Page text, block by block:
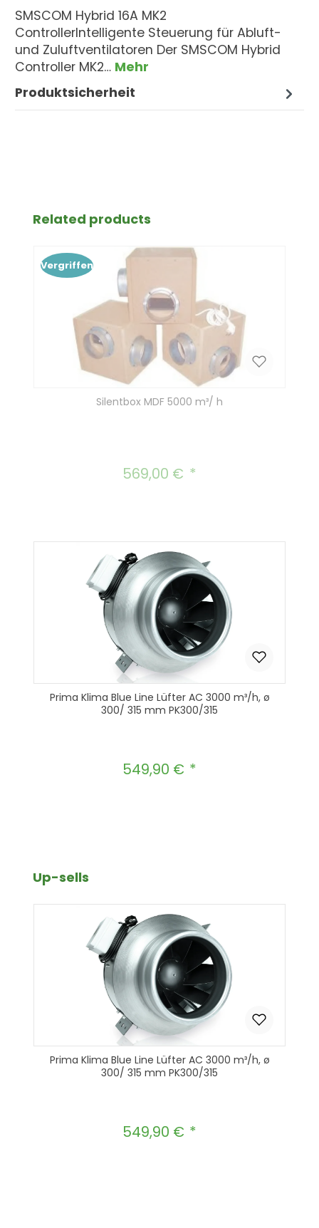
SMSCOM Hybrid 16A MK2
ControllerIntelligente Steuerung für Abluft-
und Zuluftventilatoren Der SMSCOM Hybrid
Controller MK2… Mehr
Produktsicherheit
Produktgalerie überspringen
Related products
Vergriffen
Silentbox MDF 5000 m³/ h
Regulärer Preis:
569,00 €
Prima Klima Blue Line Lüfter AC 3000 m³/h, ø
300/ 315 mm PK300/315
Regulärer Preis:
549,90 €
Produktgalerie überspringen
Up-sells
Prima Klima Blue Line Lüfter AC 3000 m³/h, ø
300/ 315 mm PK300/315
Regulärer Preis:
549,90 €